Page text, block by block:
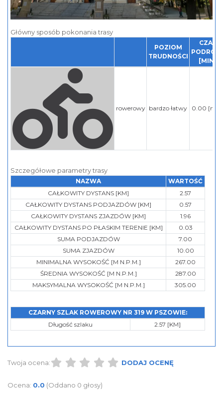
Główny sposób pokonania trasy
POZIOM
TRUDNOŚCI
CZAS
[MIN]
rowerowy bardzo łatwy 0.00
Szczegółowe parametry trasy
NAZWA
WARTOŚĆ
CAŁKOWITY DYSTANS [KM]
2.57
CAŁKOWITY DYSTANS PODJAZDÓW [KM]
0.57
CAŁKOWITY DYSTANS ZJAZDÓW [KM]
1.96
CAŁKOWITY DYSTANS PO PŁASKIM TERENIE [KM]
0.03
SUMA PODJAZDÓW
7.00
SUMA ZJAZDÓW
10.00
MINIMALNA WYSOKOŚĆ [M N.P.M.]
267.00
ŚREDNIA WYSOKOŚĆ [M N.P.M.]
287.00
MAKSYMALNA WYSOKOŚĆ [M N.P.M.]
305.00
CZARNY SZLAK ROWEROWY NR 319 W PSZOWIE:
Długość szlaku
2.57 [KM]
Twoja ocena: DODAJ OCENĘ
Ocena: 0.0 (Oddano 0 głosy)